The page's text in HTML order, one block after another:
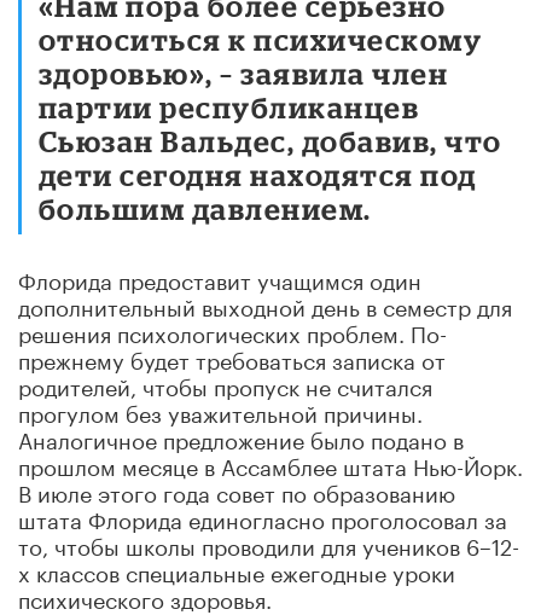
относиться к психическому
здоровью», – заявила член
партии республиканцев
Сьюзан Вальдес, добавив, что
дети сегодня находятся под
большим давлением.
Флорида предоставит учащимся один
дополнительный выходной день в семестр для
решения психологических проблем. По-
прежнему будет требоваться записка от
родителей, чтобы пропуск не считался
прогулом без уважительной причины.
Аналогичное предложение было подано в
прошлом месяце в Ассамблее штата Нью-Йорк.
В июле этого года совет по образованию
штата Флорида единогласно проголосовал за
то, чтобы школы проводили для учеников 6–12-
х классов специальные ежегодные уроки
психического здоровья.